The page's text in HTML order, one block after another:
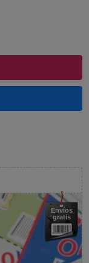
Envíos
gratis